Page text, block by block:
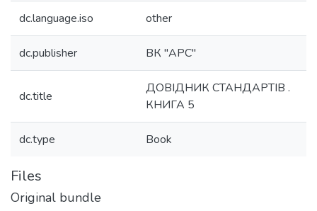
dc.language.iso other
dc.publisher ВК "АРС"
dc.title
ДОВІДНИК СТАНДАРТІВ .
КНИГА 5
dc.type Book
Files
Original bundle